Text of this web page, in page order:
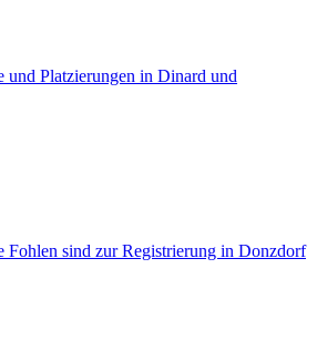
und Platzierungen in Dinard und
Fohlen sind zur Registrierung in Donzdorf